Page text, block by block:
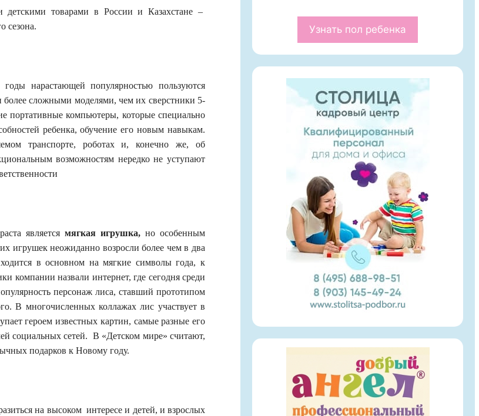
товарами в России и Казахстане –
сезона.
нарастающей популярностью пользуются
более сложными моделями, чем их сверстники 5-
портативные компьютеры, которые специально
ребенка, обучение его новым навыкам.
транспорте, роботах и, конечно же, об
возможностям нередко не уступают
является мягкая игрушка, но особенным
игрушек неожиданно возросли более чем в два
в основном на мягкие символы года, к
компании назвали интернет, где сегодня среди
персонаж лиса, ставший прототипом
В многочисленных коллажах лис участвует в
героем известных картин, самые разные его
социальных сетей. В «Детском мире» считают,
подарков к Новому году.
на высоком интересе и детей, и взрослых
Узнать пол ребенка